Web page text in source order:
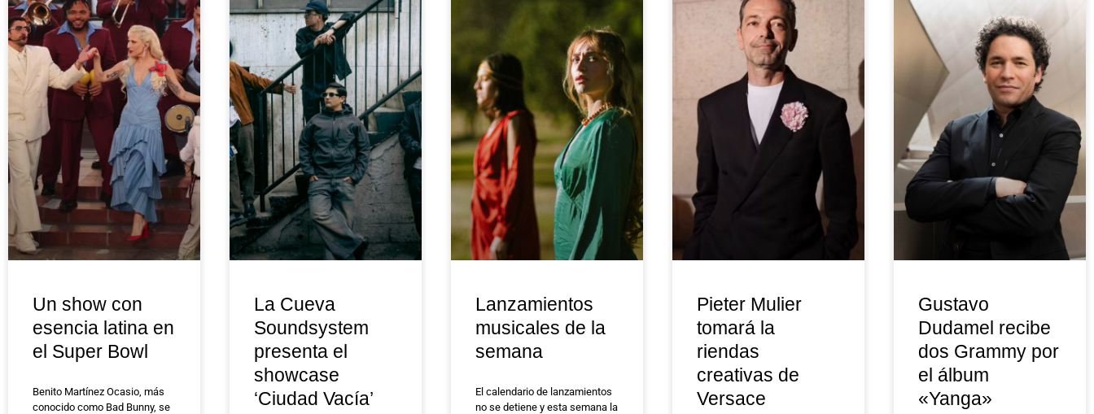
Un show con
esencia latina en
el Super Bowl
Benito Martínez Ocasio, más
conocido como Bad Bunny, se
La Cueva
Soundsystem
presenta el
showcase
‘Ciudad Vacía’
Lanzamientos
musicales de la
semana
El calendario de lanzamientos
no se detiene y esta semana la
Pieter Mulier
tomará la
riendas
creativas de
Versace
Gustavo
Dudamel recibe
dos Grammy por
el álbum
«Yanga»